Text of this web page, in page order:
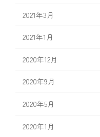
2021年3月
2021年1月
2020年12月
2020年9月
2020年5月
2020年1月